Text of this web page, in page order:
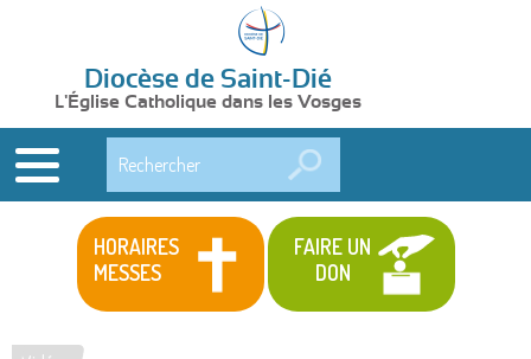
Diocèse de Saint-Dié
L'Église Catholique dans les Vosges
HORAIRES
MESSES
FAIRE UN
DON